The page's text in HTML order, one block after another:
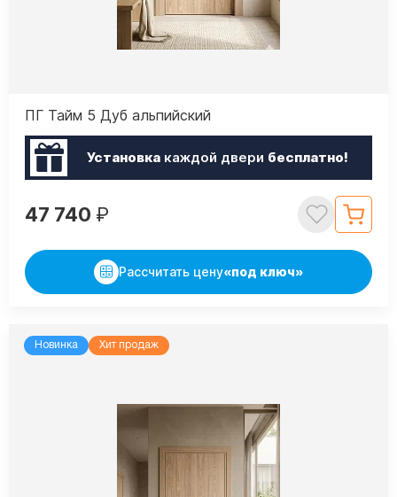
ПГ Тайм 5 Дуб альпийский
Установкакаждой двери бесплатно!
47 740 ₽
Рассчитать цену«под ключ»
Новинка Хит продаж